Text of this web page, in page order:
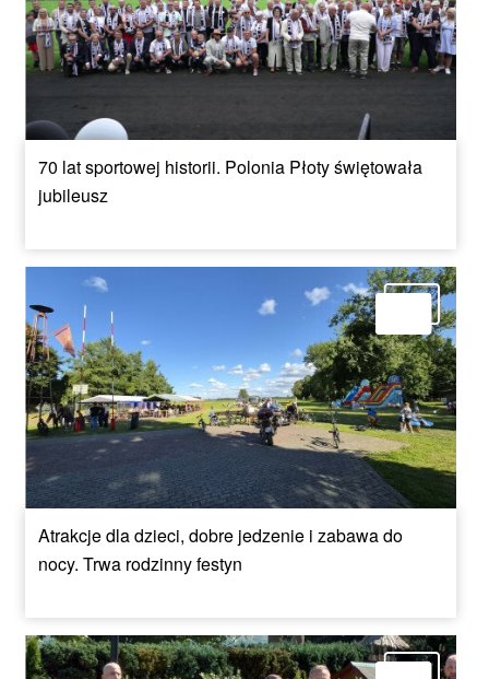
70 lat sportowej historii. Polonia Płoty świętowała
jubileusz
Atrakcje dla dzieci, dobre jedzenie i zabawa do
nocy. Trwa rodzinny festyn